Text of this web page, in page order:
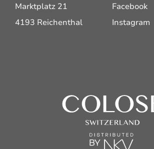
Marktplatz 21
4193 Reichenthal
Facebook
Instagram